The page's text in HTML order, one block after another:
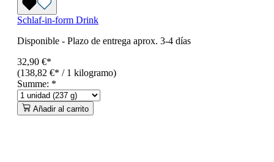
Schlaf-in-form Drink
Disponible - Plazo de entrega aprox. 3-4 días
32,90 €*
(138,82 €* / 1 kilogramo)
Summe: *
Añadir al carrito